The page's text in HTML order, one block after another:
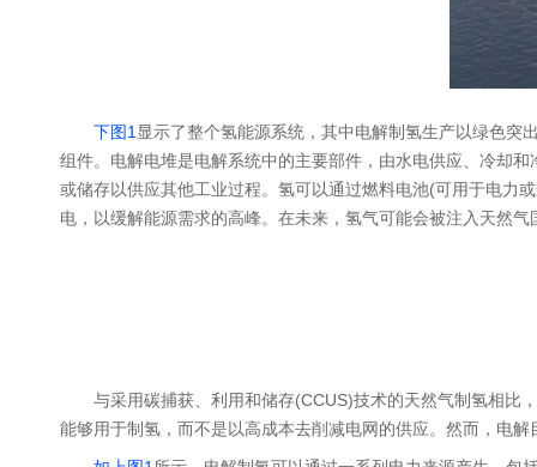
下图1 显示了整个氢能源系统，其中电解制氢生产以绿色突
组件。电解电堆是电解系统中的主要部件，由水电供应、冷却
或储存以供应其他工业过程。氢可以通过燃料电池(可用于电力
电，以缓解能源需求的高峰。在未来，氢气可能会被注入天然
与采用碳捕获、利用和储存(CCUS)技术的天然气制氢相比
能够用于制氢，而不是以高成本去削减电网的供应。然而，电